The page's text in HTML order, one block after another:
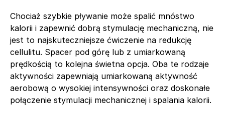
Chociaż szybkie pływanie może spalić mnóstwo
kalorii i zapewnić dobrą stymulację mechaniczną, nie
jest to najskuteczniejsze ćwiczenie na redukcję
cellulitu. Spacer pod górę lub z umiarkowaną
prędkością to kolejna świetna opcja. Oba te rodzaje
aktywności zapewniają umiarkowaną aktywność
aerobową o wysokiej intensywności oraz doskonałe
połączenie stymulacji mechanicznej i spalania kalorii.